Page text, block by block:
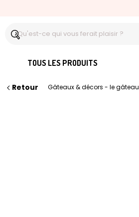
TOUS LES PRODUITS
Retour Gâteaux & décors - le gâteau